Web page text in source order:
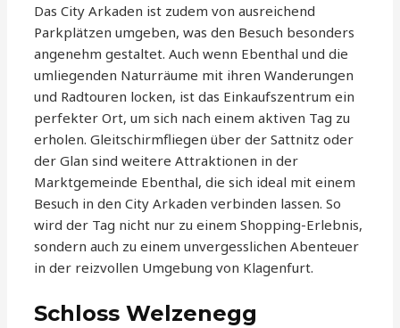
Das City Arkaden ist zudem von ausreichend
Parkplätzen umgeben, was den Besuch besonders
angenehm gestaltet. Auch wenn Ebenthal und die
umliegenden Naturräume mit ihren Wanderungen
und Radtouren locken, ist das Einkaufszentrum ein
perfekter Ort, um sich nach einem aktiven Tag zu
erholen. Gleitschirmfliegen über der Sattnitz oder
der Glan sind weitere Attraktionen in der
Marktgemeinde Ebenthal, die sich ideal mit einem
Besuch in den City Arkaden verbinden lassen. So
wird der Tag nicht nur zu einem Shopping-Erlebnis,
sondern auch zu einem unvergesslichen Abenteuer
in der reizvollen Umgebung von Klagenfurt.
Schloss Welzenegg